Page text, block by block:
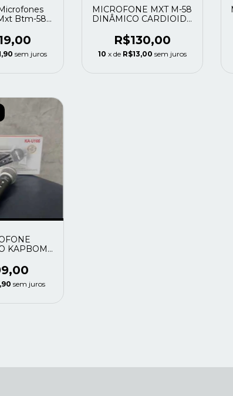
Btm-58a
sem juros
MICROFONE MXT M-58
DINÂMICO CARDIOIDE
R$130,00
10 x de R$13,00 sem juros
KAPBOM
sem juros